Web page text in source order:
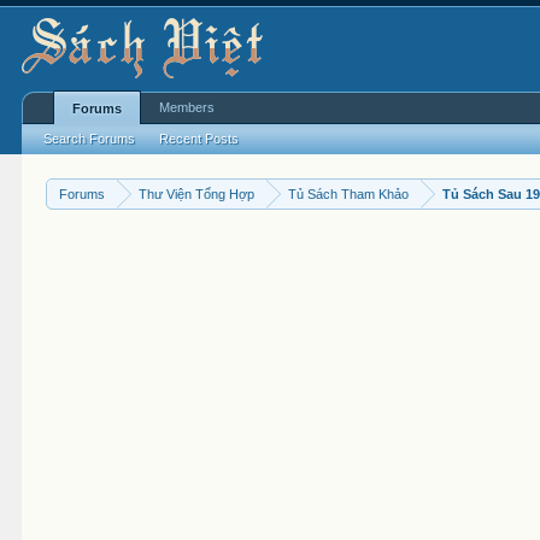
Forums Thư Viện Tổng Hợp Tủ Sách Tham Khảo Tủ Sách Sau
Forums
Search Forums Recent Posts
Members